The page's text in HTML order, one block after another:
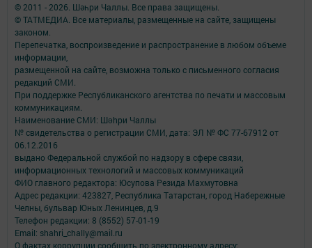
© 2011 - 2026. Шәһри Чаллы. Все права защищены.
© ТАТМЕДИА. Все материалы, размещенные на сайте, защищены
законом.
Перепечатка, воспроизведение и распространение в любом объеме
информации,
размещенной на сайте, возможна только с письменного согласия
редакций СМИ.
При поддержке Республиканского агентства по печати и массовым
коммуникациям.
Наименование СМИ: Шəhри Чаллы
№ свидетельства о регистрации СМИ, дата: ЭЛ № ФС 77-67912 от
06.12.2016
выдано Федеральной службой по надзору в сфере связи,
информационных технологий и массовых коммуникаций
ФИО главного редактора: Юсупова Резида Махмутовна
Адрес редакции: 423827, Республика Татарстан, город Набережные
Челны, бульвар Юных Ленинцев, д.9
Телефон редакции: 8 (8552) 57-01-19
Email: shahri_chally@mail.ru
О фактах коррупции сообщить по электронному адресу: